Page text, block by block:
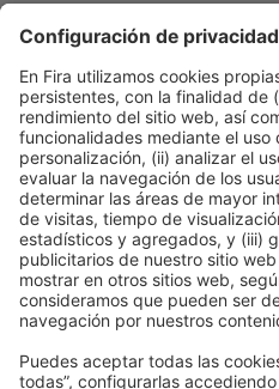
APQ
Meta
Acceder
Feed de entradas
Feed de comentarios
WordPress.org